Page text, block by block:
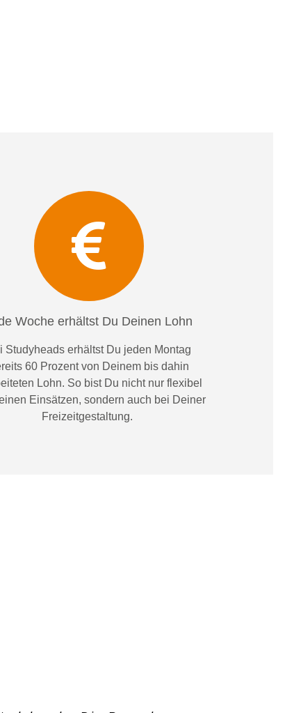
Woche erhältst Du Deinen Lohn
Studyheads erhältst Du jeden Montag
60 Prozent von Deinem bis dahin
Lohn. So bist Du nicht nur flexibel
Einsätzen, sondern auch bei Deiner
Freizeitgestaltung.